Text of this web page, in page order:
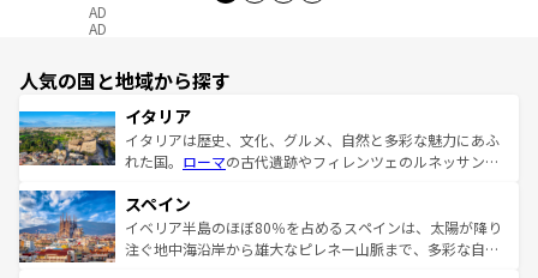
AD
AD
人気の国と地域から探す
イタリア
イタリアは歴史、文化、グルメ、自然と多彩な魅力にあふ
れた国。 ローマの古代遺跡やフィレンツェのルネッサンス
ろん、トスカーナの美しい田園風景やアマルフィ海岸の絶
景など、自然景観も見逃せない。観光の合間には、本場の
ピザやパスタなど、絶品のイタリア料理を堪能することも
スペイン
イベリア半島のほぼ80％を占めるスペインは、太陽が降り
注ぐ地中海沿岸から雄大なピレネー山脈まで、多彩な自然